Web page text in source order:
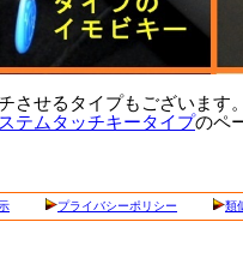
させるタイプもございます。
テムタッチキータイプのペ
プライバシーポリシー 類